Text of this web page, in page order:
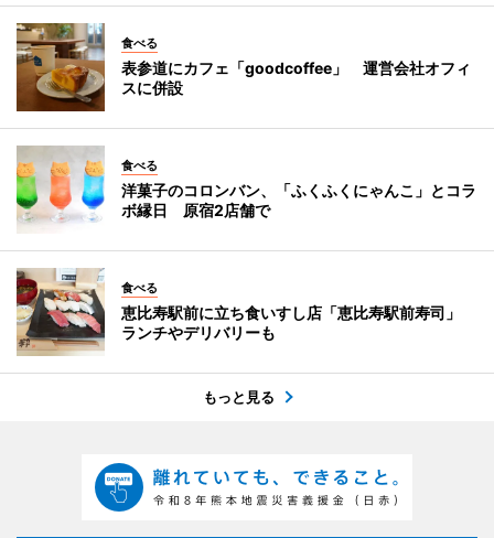
食べる
表参道にカフェ「goodcoffee」 運営会社オフィ
スに併設
食べる
洋菓子のコロンバン、「ふくふくにゃんこ」とコラ
ボ縁日 原宿2店舗で
食べる
恵比寿駅前に立ち食いすし店「恵比寿駅前寿司」
ランチやデリバリーも
もっと見る